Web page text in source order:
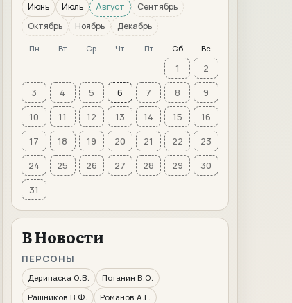
Июнь
Июль Август
Сентябрь
Октябрь
Ноябрь Декабрь
Пн Вт Ср Чт Пт Сб Вс
1
2
3
4 5 6 7 8
9
10
11 12 13 14 15
16
17
18 19 20 21 22
23
24
25 26 27 28 29
30
31
В Новости
ПЕРСОНЫ
Дерипаска О.В.
Потанин В.О.
Рашников В.Ф.
Романов А.Г.